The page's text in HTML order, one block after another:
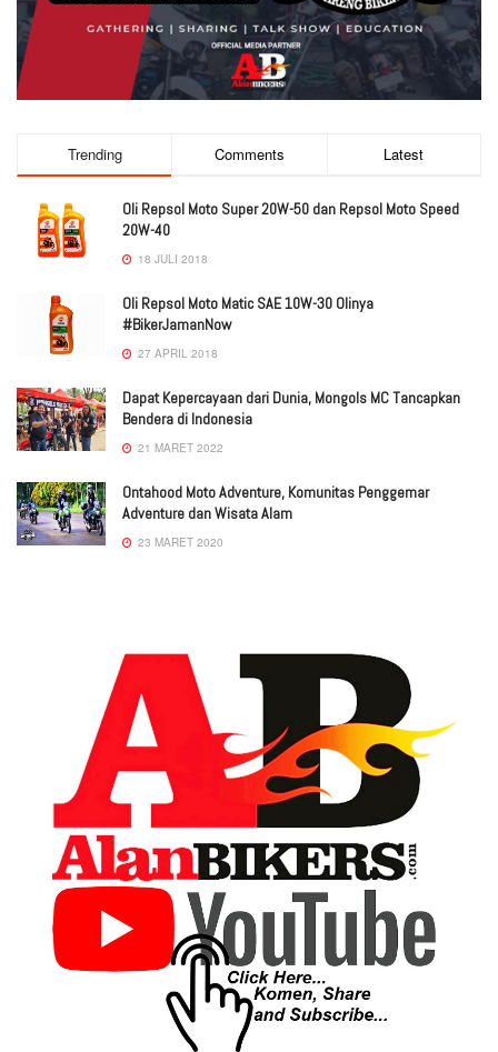
Trending Comments Latest
Oli Repsol Moto Super 20W-50 dan Repsol Moto Speed
20W-40
18 JULI 2018
Oli Repsol Moto Matic SAE 10W-30 Olinya
#BikerJamanNow
27 APRIL 2018
Dapat Kepercayaan dari Dunia, Mongols MC Tancapkan
Bendera di Indonesia
21 MARET 2022
Ontahood Moto Adventure, Komunitas Penggemar
Adventure dan Wisata Alam
23 MARET 2020